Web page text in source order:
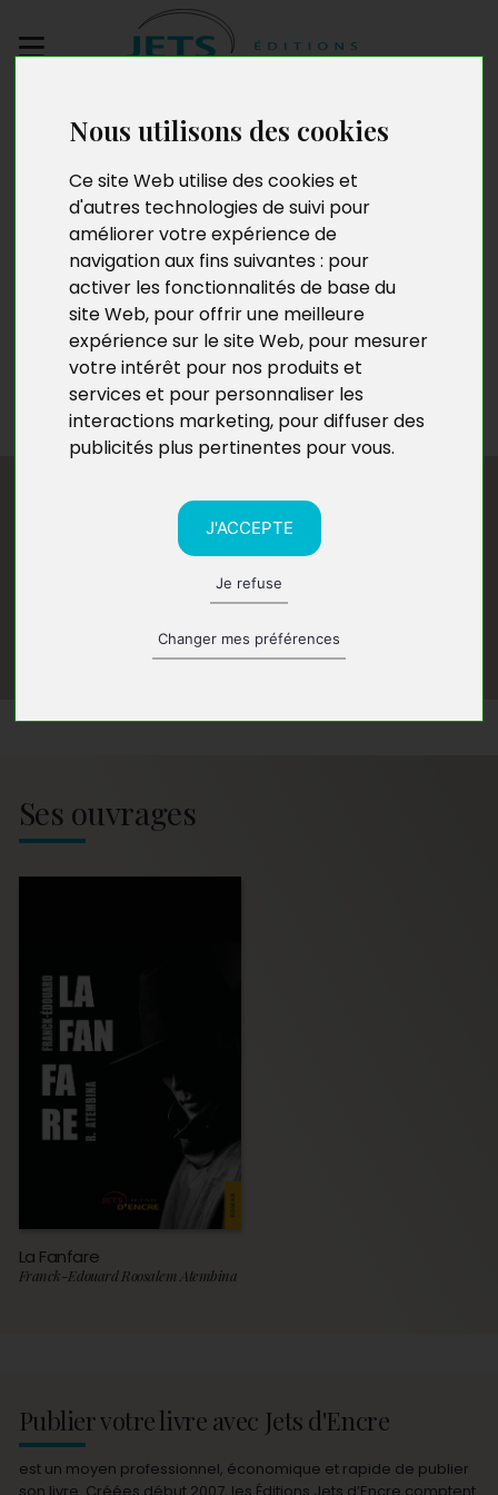
Nous utilisons des cookies
Ce site Web utilise des cookies et
d'autres technologies de suivi pour
améliorer votre expérience de
navigation aux fins suivantes : pour
activer les fonctionnalités de base du
site Web, pour offrir une meilleure
expérience sur le site Web, pour mesurer
votre intérêt pour nos produits et
services et pour personnaliser les
interactions marketing, pour diffuser des
publicités plus pertinentes pour vous.
J'ACCEPTE
Je refuse
Changer mes préférences
Envoyez votre
manuscrit
Franck-Edouard
Roosalem Atembina
Franck-Édouard Roosalem Atembina est un jeune
entrepreneur de 27 ans. Né à Paris, il vit aujourd’hui à
Bruxelles.
Ses ouvrages
La Fanfare
Franck-Edouard Roosalem Atembina
Publier votre livre avec Jets d'Encre
est un moyen professionnel, économique et rapide de publier
son livre. Créées début 2007, les Éditions Jets d’Encre comptent